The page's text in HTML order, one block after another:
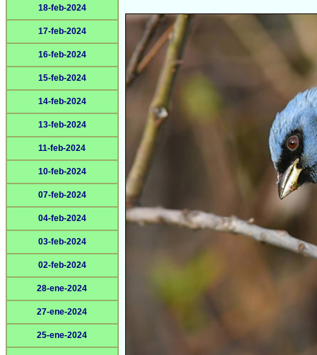
18-feb-2024
17-feb-2024
16-feb-2024
15-feb-2024
14-feb-2024
13-feb-2024
11-feb-2024
10-feb-2024
07-feb-2024
04-feb-2024
03-feb-2024
02-feb-2024
28-ene-2024
27-ene-2024
25-ene-2024